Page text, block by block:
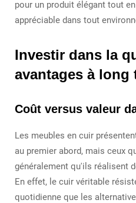
pour un produit élégant tout
appréciable dans tout
Investir dans la
avantages à long
Coût versus valeur
Les meubles en cuir
au premier abord, mais ceux
généralement qu'ils réalisent
En effet, le cuir véritable
quotidienne que les